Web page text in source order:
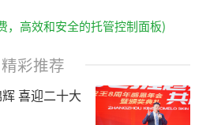
，高效和安全的托管控制面板)
精彩推荐
喜迎二十大